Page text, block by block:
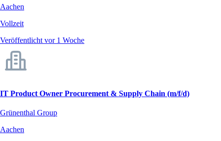
Aachen
Vollzeit
Veröffentlicht vor 1 Woche
IT Product Owner Procurement & Supply Chain (m/f/d)
Grünenthal Group
Aachen